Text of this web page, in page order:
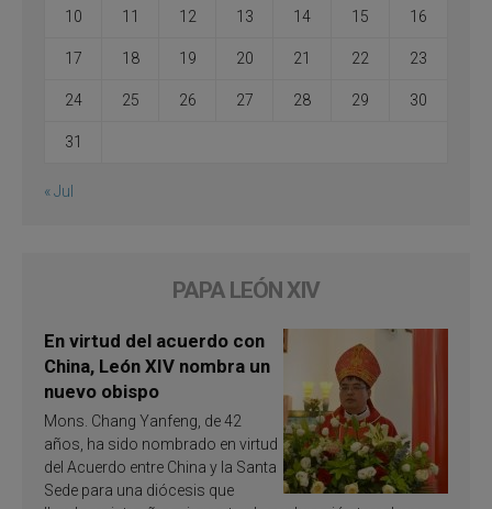
10 11 12 13 14 15 16
17 18 19 20 21 22 23
24 25 26 27 28 29 30
31
« Jul
PAPA LEÓN XIV
En virtud del acuerdo con
China, León XIV nombra un
nuevo obispo
Mons. Chang Yanfeng, de 42
años, ha sido nombrado en virtud
del Acuerdo entre China y la Santa
Sede para una diócesis que